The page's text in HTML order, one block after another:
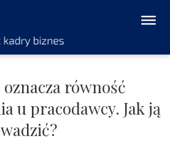
równość
u pracodawcy. Jak ją